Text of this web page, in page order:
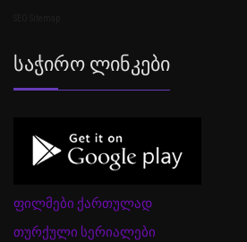
Საჭირო Ლინკები
ფილმები ქართულად
თურქული სერიალები